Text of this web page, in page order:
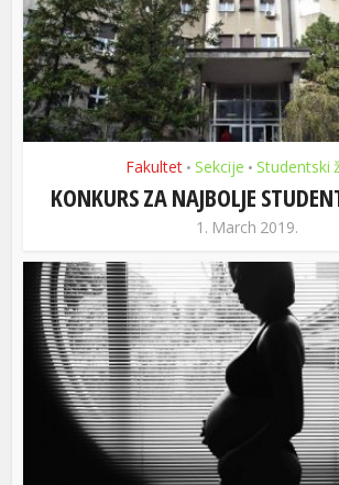
Fakultet • Sekcije • Studentski
KONKURS ZA NAJBOLJE
1. March 2019.